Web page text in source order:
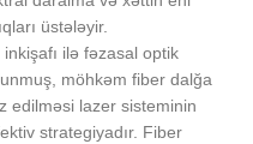
üstələyir.
ilə fəzasal optik
möhkəm fiber dalğa
edilməsi lazer sisteminin
strategiyadır. Fiber